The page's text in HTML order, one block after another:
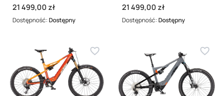
Cena
21 499,00 zł
Dostępność:Dostępny
Cena
21 499,00 zł
Dostępność:Dostępny